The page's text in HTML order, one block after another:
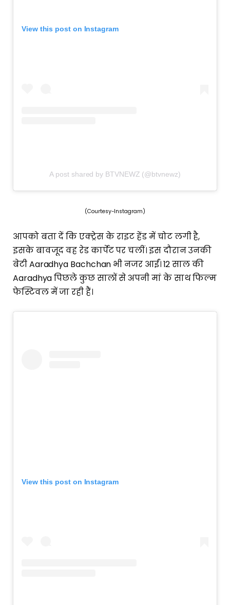
View this post on Instagram
A post shared by BTVNEWZ (@btvnewz)
(Courtesy-Instagram)
आपको बता दें कि एक्ट्रेस के राइट हेंड में चोट लगी है,
इसके बावजूद वह रेड कार्पेट पर चलीं। इस दौरान उनकी
बेटी Aaradhya Bachchan भी नजर आईं। 12 साल की
Aaradhya पिछले कुछ सालों से अपनी मां के साथ फिल्म
फेस्टिवल में जा रही हैं।
View this post on Instagram